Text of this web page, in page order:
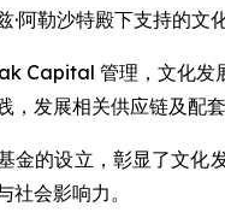
·阿勒沙特殿下支持的文
Capital 管理，文化发
，发展相关供应链及配套
金的设立，彰显了文化
社会影响力。